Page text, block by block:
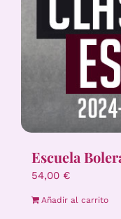
Escuela
54,00 €
Añadir al carrito